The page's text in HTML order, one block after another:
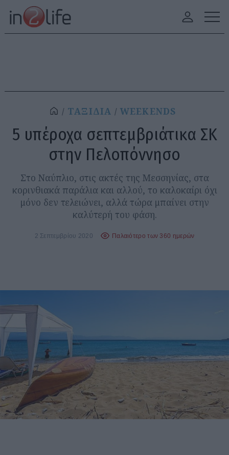
ΤΑΞΙΔΙΑ WEEKENDS
5 υπέροχα σεπτεμβριάτικα ΣΚ
στην Πελοπόννησο
Στο Ναύπλιο, στις ακτές της Μεσσηνίας, στα
κορινθιακά παράλια και αλλού, το καλοκαίρι όχι
μόνο δεν τελειώνει, αλλά τώρα μπαίνει στην
καλύτερή του φάση.
2 Σεπτεμβρίου 2020 Παλαιότερο των 360 ημερών